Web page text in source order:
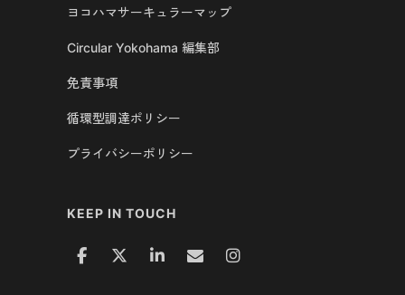
ヨコハマサーキュラーマップ
Circular Yokohama 編集部
免責事項
循環型調達ポリシー
プライバシーポリシー
KEEP IN TOUCH